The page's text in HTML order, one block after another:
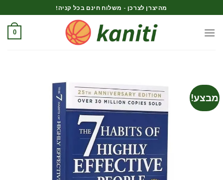
to
content
מהיצרן לצרכן - משלוח חינם בכל קניה!
0
מבצע!